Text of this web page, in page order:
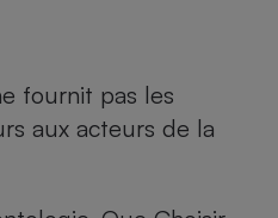
fournit pas les
aux acteurs de la